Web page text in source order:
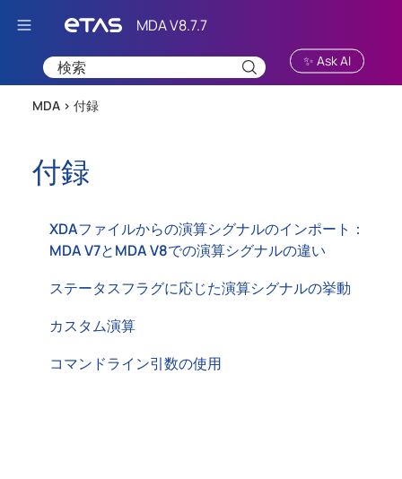
Skip To Main Content
✨ Ask AI
MDA > 付録
付録
XDAファイルからの演算シグナルのインポート：
MDA V7とMDA V8での演算シグナルの違い
ステータスフラグに応じた演算シグナルの挙動
カスタム演算
コマンドライン引数の使用